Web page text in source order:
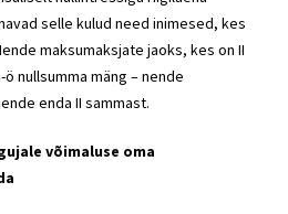
selle kulud need inimesed, kes
maksumaksjate jaoks, kes on II
nullsumma mäng – nende
enda II sammast.
võimaluse oma